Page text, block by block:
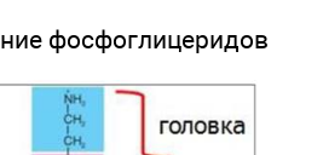
фосфоглицеридов